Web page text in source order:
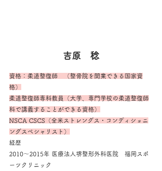
吉原　稔
資格：柔道整復師　（整骨院を開業できる国家資
格）
柔道整復師専科教員（大学、専門学校の柔道整復師
科で講義することができる資格）
NSCA CSCS（全米ストレングス・コンディショニ
ングスペシャリスト）
経歴
2010～2015年 医療法人堺整形外科医院　福岡スポ
ーツクリニック